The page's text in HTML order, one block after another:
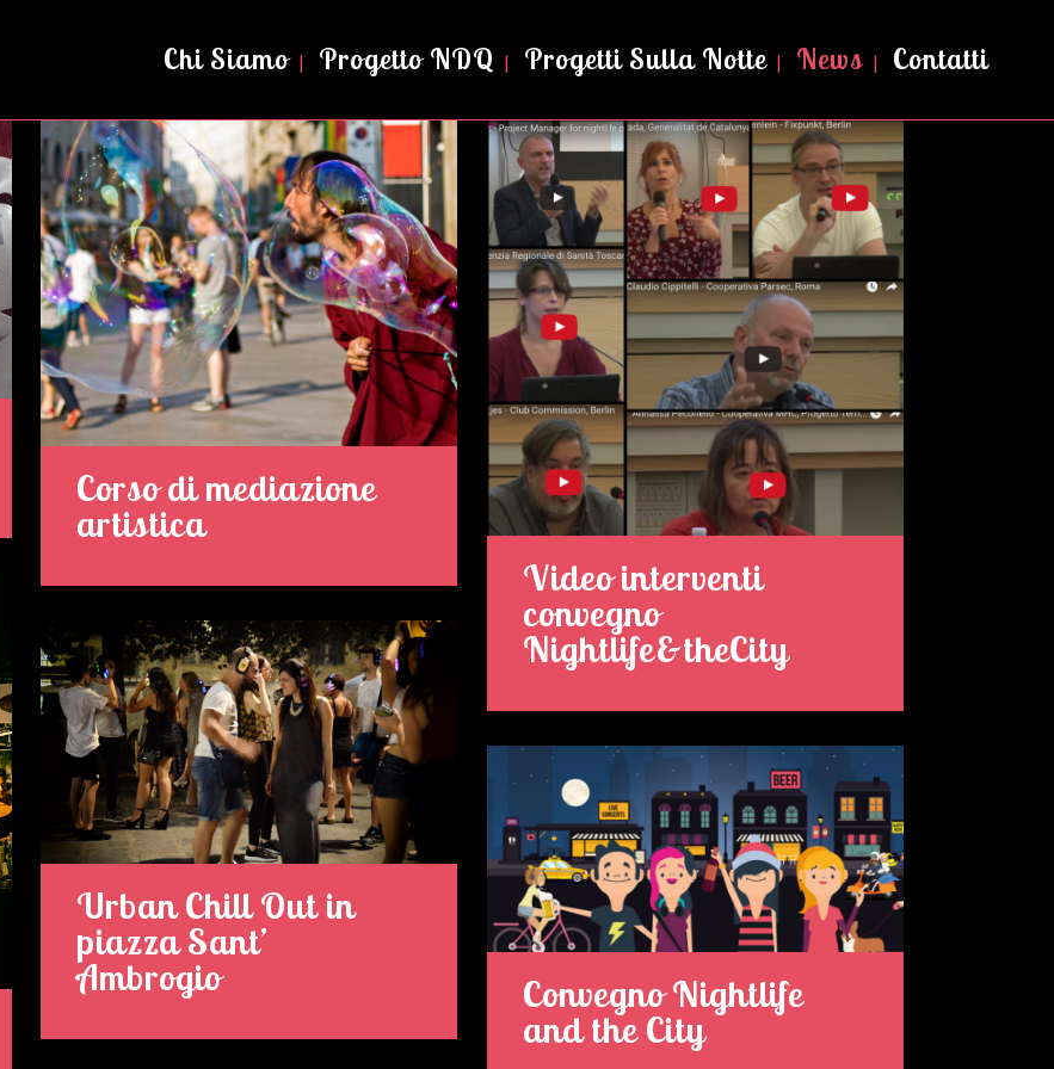
Chi Siamo Progetto NDQ Progetti Sulla Notte News Contatti
Corso di mediazione
artistica
Video interventi
convegno
Nightlife&theCity
Urban Chill Out in
piazza Sant’
Ambrogio Convegno Nightlife
and the City